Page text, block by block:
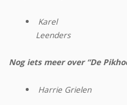
Karel
Leenders
Nog iets meer over “De
Harrie Grielen